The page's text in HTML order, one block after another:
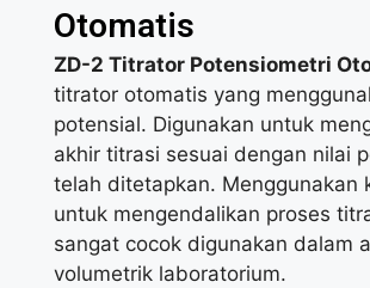
Otomatis
ZD-2 Titrator Potensiometri
titrator otomatis yang
potensial. Digunakan untuk
akhir titrasi sesuai dengan nilai
telah ditetapkan. Menggunakan
untuk mengendalikan proses
sangat cocok digunakan dalam
volumetrik laboratorium.